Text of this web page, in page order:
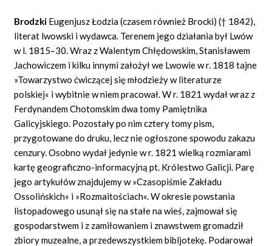
GRAF POWIĄZAŃ
DYSKUSJA
Mapa
Brodzki Eugenjusz Łodzia (czasem również Brocki) († 1842),
literat lwowski i wydawca. Terenem jego działania był Lwów
w l. 1815–30. Wraz z Walentym Chłędowskim, Stanisławem
Jachowiczem i kilku innymi założył we Lwowie w r. 1818 tajne
»Towarzystwo ćwiczącej się młodzieży w literaturze
polskiej« i wybitnie w niem pracował. W r. 1821 wydał wraz z
Ferdynandem Chotomskim dwa tomy Pamiętnika
Galicyjskiego. Pozostały po nim cztery tomy pism,
przygotowane do druku, lecz nie ogłoszone spowodu zakazu
cenzury. Osobno wydał jedynie w r. 1821 wielką rozmiarami
kartę geograficzno-informacyjną pt. Królestwo Galicji. Parę
jego artykułów znajdujemy w »Czasopiśmie Zakładu
Ossolińskich« i »Rozmaitościach«. W okresie powstania
listopadowego usunął się na stałe na wieś, zajmował się
gospodarstwem i z zamiłowaniem i znawstwem gromadził
zbiory muzealne, a przedewszystkiem bibljotekę. Podarował